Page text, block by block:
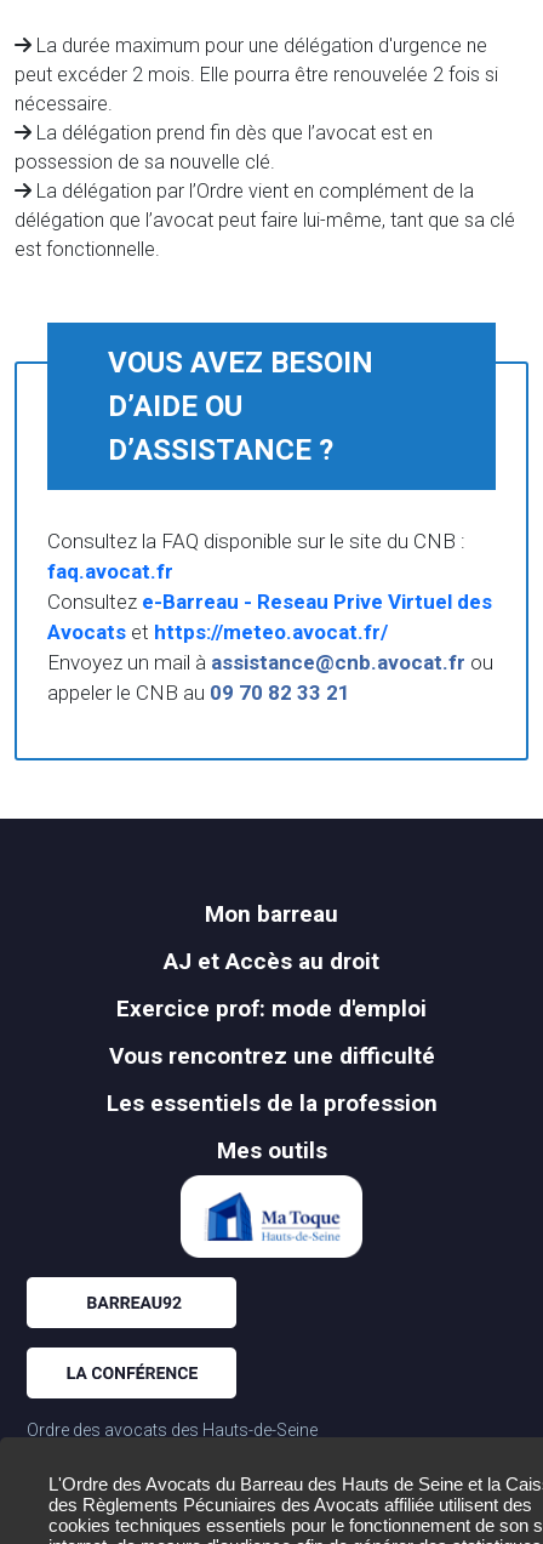
La durée maximum pour une délégation d'urgence ne
peut excéder 2 mois. Elle pourra être renouvelée 2 fois si
nécessaire.
La délégation prend fin dès que l’avocat est en
possession de sa nouvelle clé.
La délégation par l’Ordre vient en complément de la
délégation que l’avocat peut faire lui-même, tant que sa clé
est fonctionnelle.
VOUS AVEZ BESOIN
D’AIDE OU
D’ASSISTANCE ?
Consultez la FAQ disponible sur le site du CNB :
faq.avocat.fr
Consultez e-Barreau - Reseau Prive Virtuel des
Avocats et https://meteo.avocat.fr/
Envoyez un mail à assistance@cnb.avocat.fr ou
appeler le CNB au 09 70 82 33 21
Mon barreau
AJ et Accès au droit
Exercice prof: mode d'emploi
Vous rencontrez une difficulté
Les essentiels de la profession
Mes outils
Ordre des avocats des Hauts-de-Seine
177-179 av. Frederic et Irene Joliot Curie
92020 Nanterre Cedex
L'Ordre des Avocats du Barreau des Hauts de Seine et la
des Règlements Pécuniaires des Avocats affiliée utilisent des
cookies techniques essentiels pour le fonctionnement de son